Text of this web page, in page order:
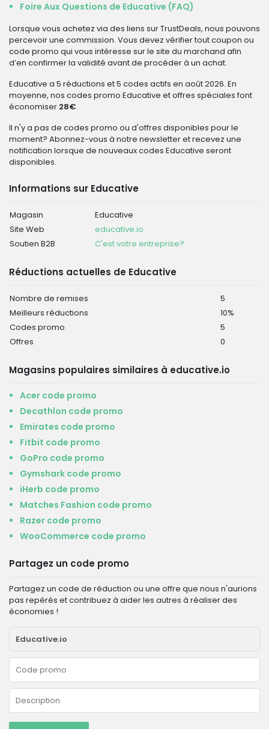
Foire Aux Questions de Educative (FAQ)
Lorsque vous achetez via des liens sur TrustDeals, nous pouvons
percevoir une commission. Vous devez vérifier tout coupon ou
code promo qui vous intéresse sur le site du marchand afin
d’en confirmer la validité avant de procéder à un achat.
Educative a 5 réductions et 5 codes actifs en août 2026. En
moyenne, nos codes promo Educative et offres spéciales font
économiser 28€.
Il n'y a pas de codes promo ou d'offres disponibles pour le
moment? Abonnez-vous à notre newsletter et recevez une
notification lorsque de nouveaux codes Educative seront
disponibles.
Informations sur Educative
Magasin
Educative
Site Web
educative.io
Soutien B2B
C'est votre entreprise?
Réductions actuelles de Educative
Nombre de remises
5
Meilleurs réductions
10%
Codes promo
5
Offres
0
Magasins populaires similaires à educative.io
Acer code promo
Decathlon code promo
Emirates code promo
Fitbit code promo
GoPro code promo
Gymshark code promo
iHerb code promo
Matches Fashion code promo
Razer code promo
WooCommerce code promo
Partagez un code promo
Partagez un code de réduction ou une offre que nous n'aurions
pas repérés et contribuez à aider les autres à réaliser des
économies !